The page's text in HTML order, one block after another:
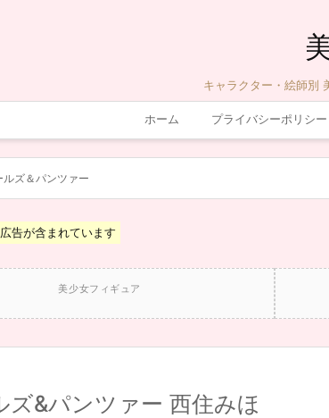
キャラクター・絵師別
ホーム プライバシーポリシー
ルズ＆パンツァー
告が含まれています
美少女フィギュア
ズ&パンツァー 西住みほ